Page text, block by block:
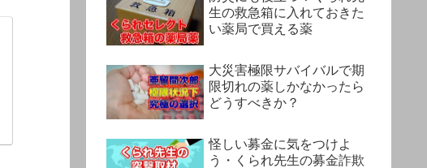
生の救急箱に入れておきた
い薬局で買える薬
大災害極限サバイバルで期
限切れの薬しかなかったら
どうすべきか？
怪しい募金に気をつけよ
う・くられ先生の募金詐欺